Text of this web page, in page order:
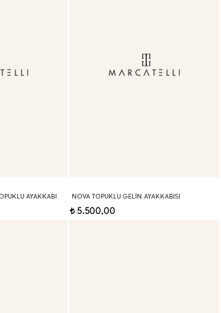
AYAKKABI NOVA TOPUKLU GELIN AYAKKABISI
t5.500,00